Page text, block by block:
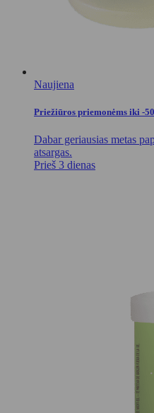
Naujiena
Priežiūros priemonėms iki -
Dabar geriausias metas
atsargas.
Prieš 3 dienas